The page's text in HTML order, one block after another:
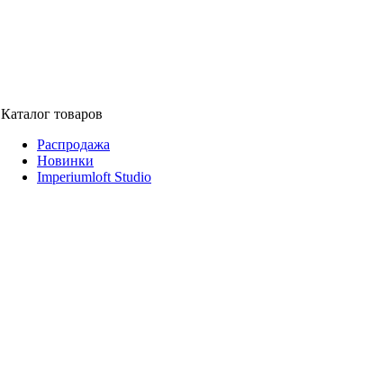
Каталог товаров
Распродажа
Новинки
Imperiumloft Studio